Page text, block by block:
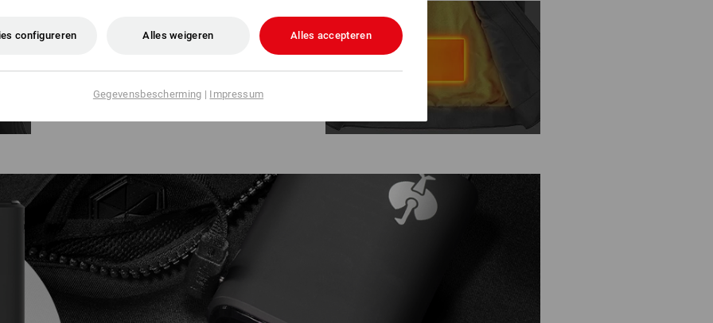
GERICHTE WARMTE
Niet merkbaar, maar uiterst effectief: de
flexibele verwarmingspanelen bieden
nekbereik en de gevoelige onderrug.
configureren Alles weigeren Alles accepteren
Gegevensbescherming | Impressum